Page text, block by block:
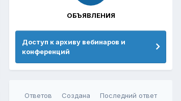
ОБЪЯВЛЕНИЯ
Доступ к архиву вебинаров и
конференций
Ответов Создана Последний ответ